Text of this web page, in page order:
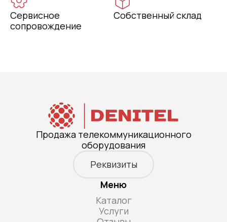
Сервисное
сопровождение
Собственный склад
Продажа телекоммуникационного
оборудования
Реквизиты
Меню
Каталог
Услуги